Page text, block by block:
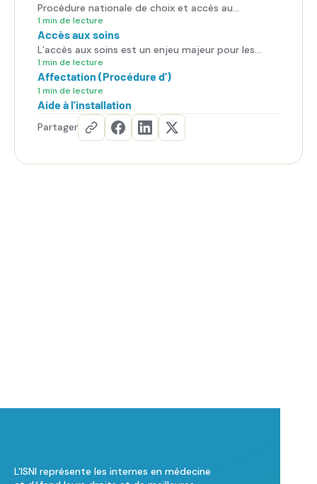
Procédure nationale de choix et accès au
troisième cycle.
1 min de lecture
Accès aux soins
L’accès aux soins est un enjeu majeur pour les
patients, mais aussi pour les internes, qui sont en
première ligne face aux difficultés du système de
santé.
1 min de lecture
Affectation (Procédure d')
1 min de lecture
Aide à l'installation
Partager
L'ISNI représente les internes en médecine